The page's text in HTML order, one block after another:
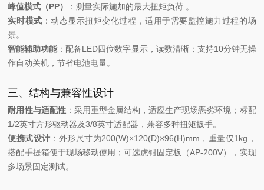
峰值模式（PP）
：测量实际施加的最大扭矩负荷.。
实时模式 ：动态显示扭矩变化过程，适用于需要监控施力过程的场
景。
智能辅助功能：配备LED四位数字显示，读数清晰；支持10分钟无操
作自动关机，节省电池电量。
三、结构与兼容性设计
耐用性与适配性：采用重型金属结构，适应生产现场恶劣环境；标配
1/2英寸方形驱动器及3/8英寸适配器，兼容多种扭矩扳手。
便携式设计 ：外形尺寸为200(W)×120(D)×96(H)mm，重量仅1kg，
搭配手提箱便于现场移动使用；可选虎钳固定板（AP-200V），实现
多场景固定测试。